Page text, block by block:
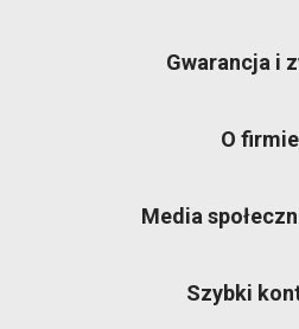
Gwarancja i
O firmie
Media
Szybki